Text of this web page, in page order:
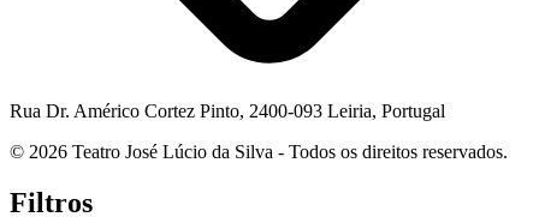
Rua Dr. Américo Cortez Pinto, 2400-093 Leiria, Portugal
© 2026 Teatro José Lúcio da Silva - Todos os direitos reservados.
Filtros